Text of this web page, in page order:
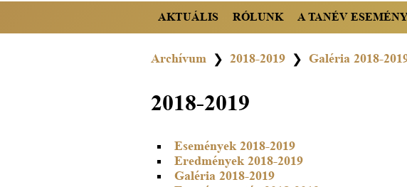
AKTUÁLIS RÓLUNK A TANÉV
Archívum ❯ 2018-2019 ❯ Galéria 2018-
2018-2019
Események 2018-2019
Eredmények 2018-2019
Galéria 2018-2019